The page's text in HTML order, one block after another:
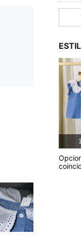
40 cm / 16 in, Color: Azul,